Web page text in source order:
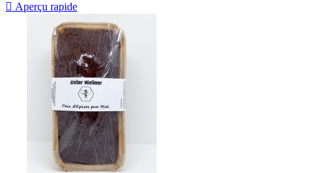
 Aperçu rapide